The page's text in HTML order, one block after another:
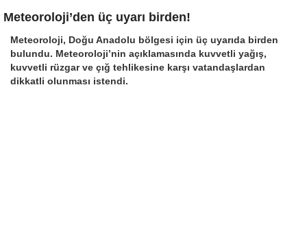
Meteoroloji’den üç uyarı birden!
Meteoroloji, Doğu Anadolu bölgesi için üç uyarıda birden
bulundu. Meteoroloji’nin açıklamasında kuvvetli yağış,
kuvvetli rüzgar ve çığ tehlikesine karşı vatandaşlardan
dikkatli olunması istendi.